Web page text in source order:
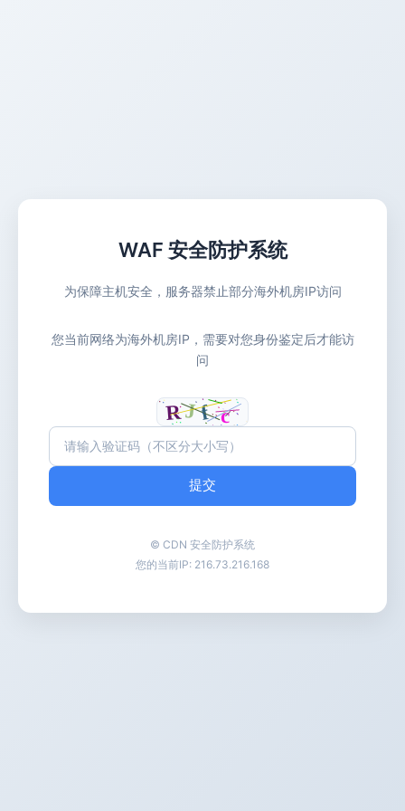
WAF 安全防护系统
为保障主机安全，服务器禁止部分海外机房IP访问
您当前网络为海外机房IP，需要对您身份鉴定后才能访
问
提交
© CDN 安全防护系统
您的当前IP: 216.73.216.168